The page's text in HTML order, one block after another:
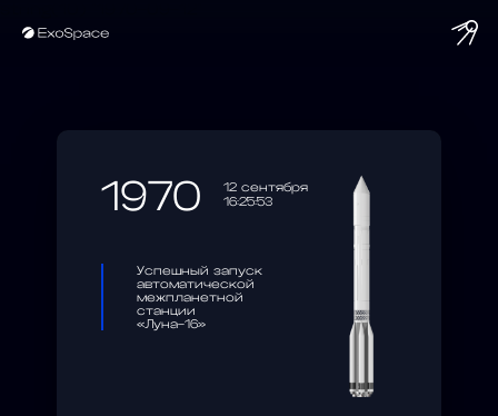
1970
12 сентября
16:25:53
Успешный запуск
автоматической
межпланетной
станции
«Луна-16»